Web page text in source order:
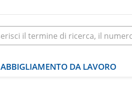
ABBIGLIAMENTO DA LAVORO